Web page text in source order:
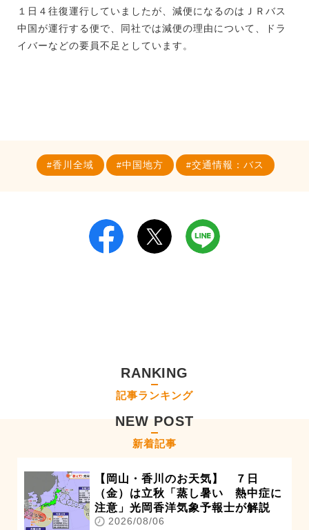
１日４往復運行していましたが、減便になるのはＪＲバス
中国が運行する便で、同社では減便の理由について、ドラ
イバーなどの要員不足としています。
香川全域 中国地方 交通情報：バス
RANKING
記事ランキング
NEW POST
新着記事
【岡山・香川のお天気】 ７日
（金）は立秋「蒸し暑い 熱中症に
注意」光岡香洋気象予報士が解説
2026/08/06